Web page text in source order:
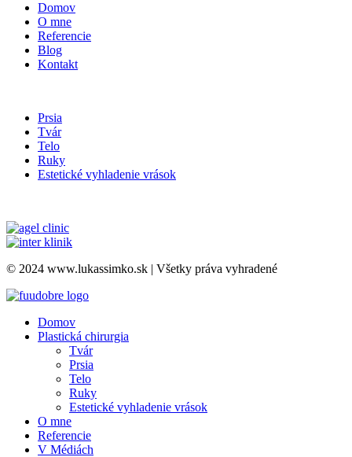
Domov
O mne
Referencie
Blog
Kontakt
Prsia
Tvár
Telo
Ruky
Estetické vyhladenie vrások
© 2024 www.lukassimko.sk | Všetky práva vyhradené
Domov
Plastická chirurgia
Tvár
Prsia
Telo
Ruky
Estetické vyhladenie vrások
O mne
Referencie
V Médiách